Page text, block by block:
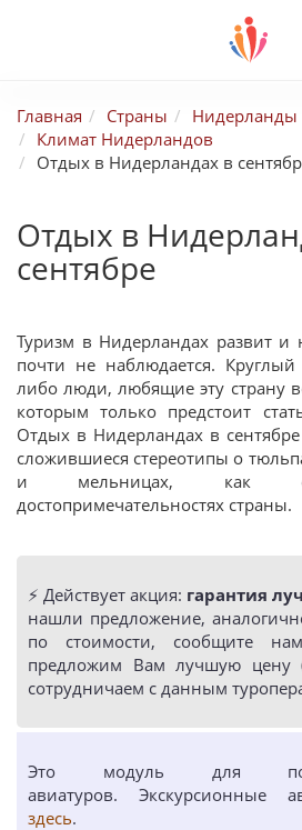
Главная Страны
Нидерланды
Климат Нидерландов
Отдых в Нидерландах в
Отдых в
сентябре
Туризм в Нидерландах развит и
почти не наблюдается.
либо люди, любящие эту страну
которым только предстоит
Отдых в Нидерландах в
сложившиеся стереотипы о
и мельницах, как о
достопримечательностях страны.
⚡️ Действует акция: гарантия
нашли предложение,
по стоимости, сообщите
предложим Вам лучшую цену
сотрудничаем с данным
Это модуль для
авиатуров. Экскурсионные
здесь.